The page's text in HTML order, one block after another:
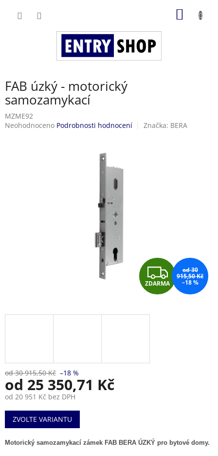
FAB úzký - motorický
samozamykací
MZME92
Průměrné
Neohodnoceno Podrobnosti hodnocení Značka: BERA
Z
D
ZDARMA
od 30
915,50 Kč
–18 %
od 30 915,50 Kč –18 %
od 25 350,71 Kč
od 20 951 Kč bez DPH
Měrná
cena:
ZVOLTE VARIANTU
Motorický samozamykací zámek FAB BERA ÚZKÝ pro bytové domy.